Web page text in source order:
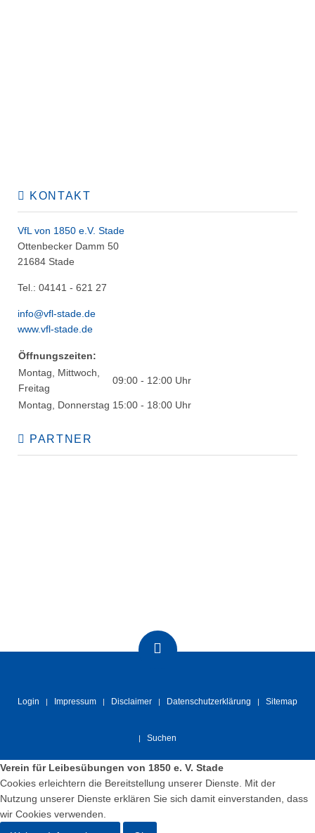
KONTAKT
VfL von 1850 e.V. Stade
Ottenbecker Damm 50
21684 Stade
Tel.: 04141 - 621 27
info@vfl-stade.de
www.vfl-stade.de
Öffnungszeiten:
Montag, Mittwoch,
Freitag
09:00 - 12:00 Uhr
Montag, Donnerstag 15:00 - 18:00 Uhr
PARTNER
Login Impressum Disclaimer Datenschutzerklärung Sitemap
Suchen
Verein für Leibesübungen von 1850 e. V. Stade
Cookies erleichtern die Bereitstellung unserer Dienste. Mit der
Nutzung unserer Dienste erklären Sie sich damit einverstanden, dass
wir Cookies verwenden.